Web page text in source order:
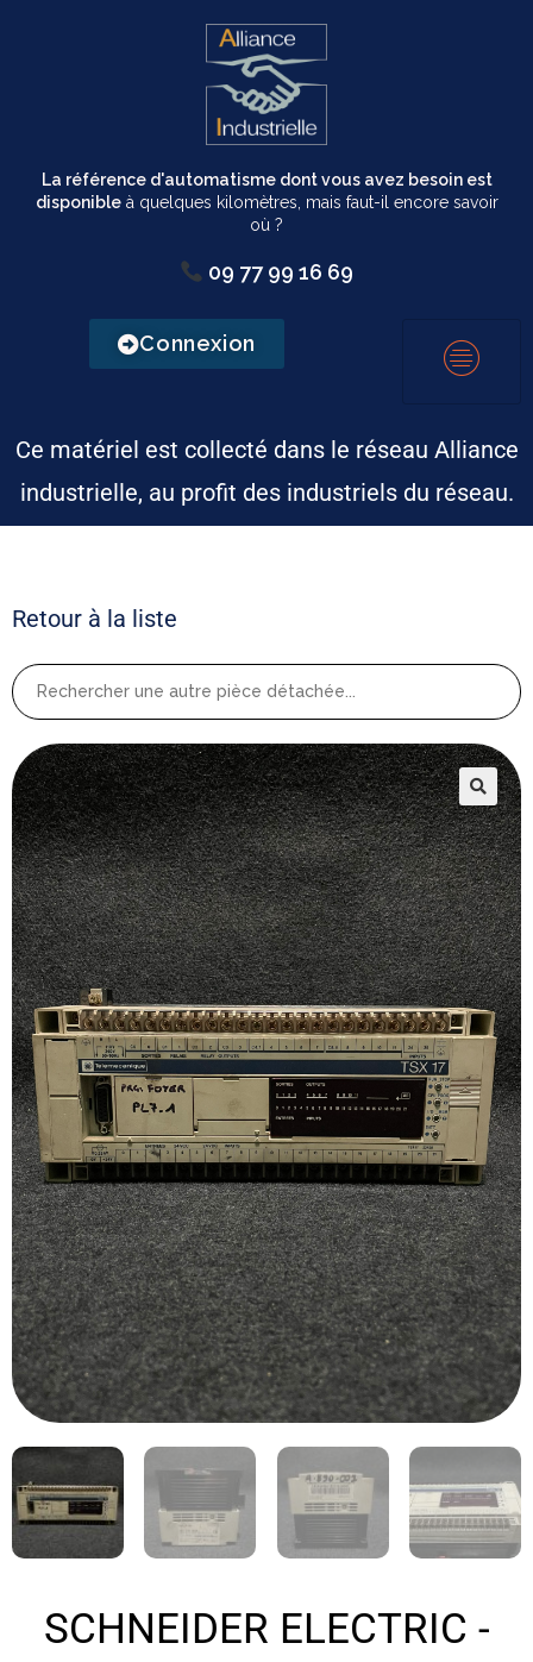
La référence d'automatisme dont vous avez besoin est
disponibleà quelques kilomètres, mais faut-il encore savoir
où ?
09 77 99 16 69
Connexion
Ce matériel est collecté dans le réseau Alliance
industrielle, au profit des industriels du réseau.
Retour à la liste
SCHNEIDER ELECTRIC -